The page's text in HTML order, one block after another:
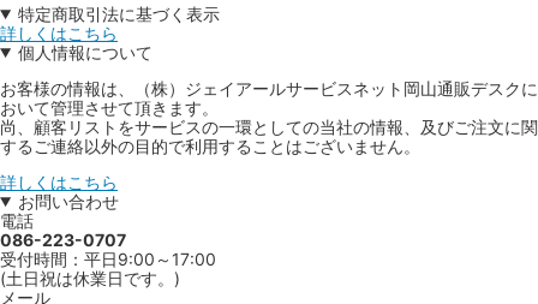
特定商取引法に基づく表示
詳しくはこちら
個人情報について
お客様の情報は、（株）ジェイアールサービスネット岡山通販デスクに
おいて管理させて頂きます。
尚、顧客リストをサービスの一環としての当社の情報、及びご注文に関
するご連絡以外の目的で利用することはございません。
詳しくはこちら
お問い合わせ
電話
086-223-0707
受付時間：平日9:00～17:00
(土日祝は休業日です。)
メール